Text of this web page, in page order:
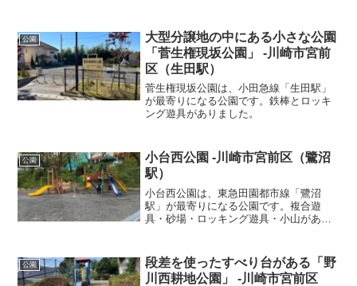
公園
大型分譲地の中にある小さな公園
「菅生権現坂公園」 -川崎市宮前
区（生田駅）
菅生権現坂公園は、小田急線「生田駅」
が最寄りになる公園です。鉄棒とロッキ
ング遊具がありました。
公園
小台西公園 -川崎市宮前区（鷺沼
駅）
小台西公園は、東急田園都市線「鷺沼
駅」が最寄りになる公園です。複合遊
具・砂場・ロッキング遊具・小山があり
公園
段差を使ったすべり台がある「野
川西耕地公園」 -川崎市宮前区